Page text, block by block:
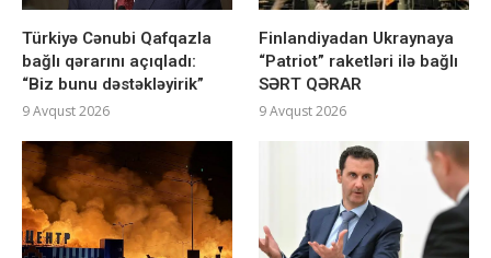
Türkiyə Cənubi Qafqazla
bağlı qərarını açıqladı:
“Biz bunu dəstəkləyirik”
9 Avqust 2026
Finlandiyadan Ukraynaya
“Patriot” raketləri ilə bağlı
SƏRT QƏRAR
9 Avqust 2026